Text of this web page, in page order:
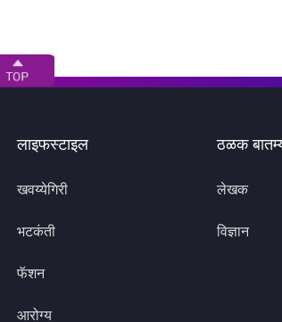
लाइफस्टाइल
खवय्येगिरी
भटकंती
फॅशन
आरोग्य
ठळक
लेखक
विज्ञान